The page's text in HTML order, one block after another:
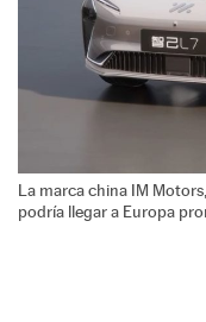
La marca china IM
podría llegar a Europa